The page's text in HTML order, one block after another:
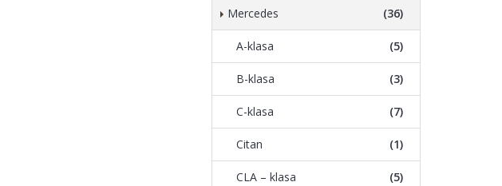
Mercedes (36)
A-klasa (5)
B-klasa (3)
C-klasa (7)
Citan (1)
CLA – klasa (5)